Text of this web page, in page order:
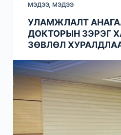
МЭДЭЭ, МЭДЭЭ
УЛАМЖЛАЛТ
ДОКТОРЫН ЗЭРЭГ
ЗӨВЛӨЛ